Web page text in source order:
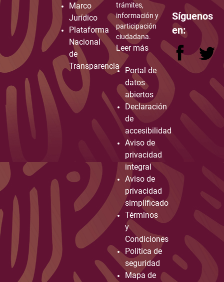
Marco
Jurídico
Plataforma
Nacional
de
Transparencia
trámites,
información y
participación
ciudadana.
Leer más
Portal de
datos
abiertos
Declaración
de
accesibilidad
Aviso de
privacidad
integral
Aviso de
privacidad
simplificado
Términos
y
Condiciones
Política de
seguridad
Mapa de
Síguenos
en: